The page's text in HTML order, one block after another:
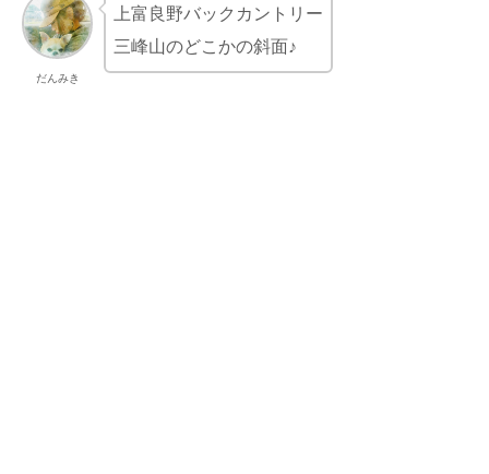
だんみき
上富良野バックカントリー
三峰山のどこかの斜面♪